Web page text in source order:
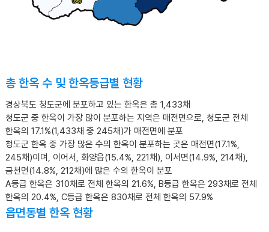
총 한옥 수 및 한옥등급별 현황
경상북도 청도군에 분포하고 있는 한옥은 총 1,433채
청도군 중 한옥이 가장 많이 분포하는 지역은 매전면으로, 청도군 전체
한옥의 17.1%(1,433채 중 245채)가 매전면에 분포
청도군 한옥 중 가장 많은 수의 한옥이 분포하는 곳은 매전면(17.1%,
245채)이며, 이어서, 화양읍(15.4%, 221채), 이서면(14.9%, 214채),
금천면(14.8%, 212채)에 많은 수의 한옥이 분포
A등급 한옥은 310채로 전체 한옥의 21.6%, B등급 한옥은 293채로 전체
한옥의 20.4%, C등급 한옥은 830채로 전체 한옥의 57.9%
읍면동별 한옥 현황